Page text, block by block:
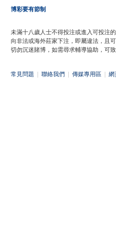
博彩要有節制
未滿十八歲人士不得投注或進入可投注的
向非法或海外莊家下注，即屬違法，且可
切勿沉迷賭博，如需尋求輔導協助，可
常見問題 聯絡我們 傳媒專用區 網